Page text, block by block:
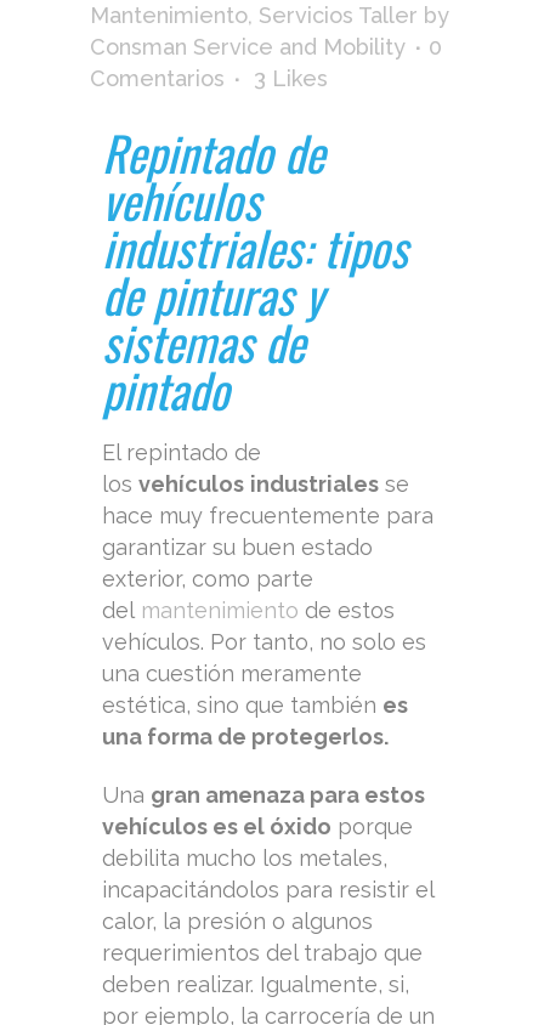
Mantenimiento, Servicios Taller by
Consman Service and Mobility
0
Comentarios
3 Likes
Repintado de
vehículos
industriales: tipos
de pinturas y
sistemas de
pintado
El repintado de
los vehículos industriales se
hace muy frecuentemente para
garantizar su buen estado
exterior, como parte
del mantenimiento de estos
vehículos. Por tanto, no solo es
una cuestión meramente
estética, sino que también es
una forma de protegerlos.
Una gran amenaza para estos
vehículos es el óxido porque
debilita mucho los metales,
incapacitándolos para resistir el
calor, la presión o algunos
requerimientos del trabajo que
deben realizar. Igualmente, si,
por ejemplo, la carrocería de un